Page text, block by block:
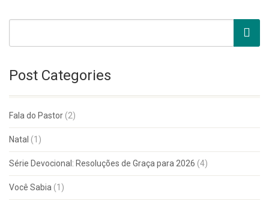
Post Categories
Fala do Pastor (2)
Natal (1)
Série Devocional: Resoluções de Graça para 2026 (4)
Você Sabia (1)